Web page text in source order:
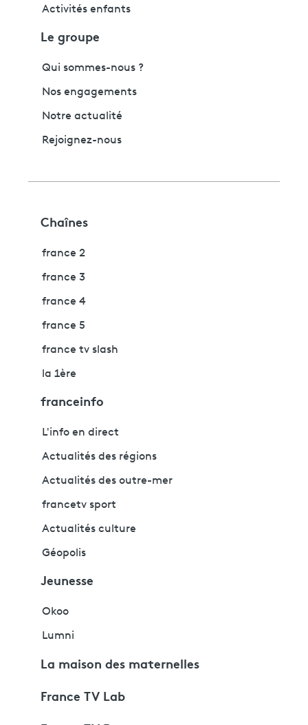
Activités enfants
Le groupe
Qui sommes-nous ?
Nos engagements
Notre actualité
Rejoignez-nous
Chaînes
france 2
france 3
france 4
france 5
france tv slash
la 1ère
franceinfo
L'info en direct
Actualités des régions
Actualités des outre-mer
francetv sport
Actualités culture
Géopolis
Jeunesse
Okoo
Lumni
La maison des maternelles
France TV Lab